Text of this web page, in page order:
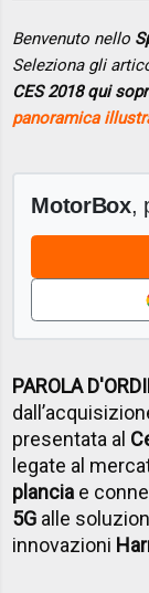
Benvenuto nello
Seleziona gli
CES 2018 qui
panoramica
MotorBox,
PAROLA
presentata al
legate al
plancia e
5G alle
innovazioni